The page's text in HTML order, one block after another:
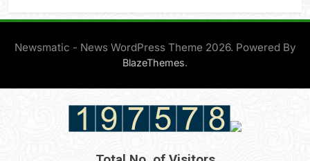
Newsmatic - News WordPress Theme 2026. Powered By
BlazeThemes.